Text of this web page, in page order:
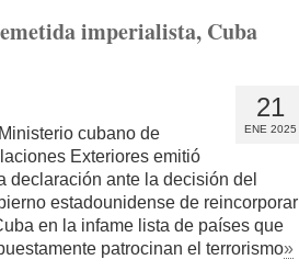
imperialista, Cuba
21
ENE 2025
cubano de
Exteriores emitió
declaración ante la decisión del
estadounidense de reincorporar
en la infame lista de países que
patrocinan el terrorismo»